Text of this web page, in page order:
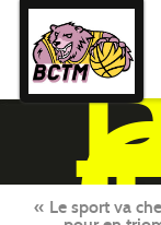
« Le sport va
Panneau de gestion